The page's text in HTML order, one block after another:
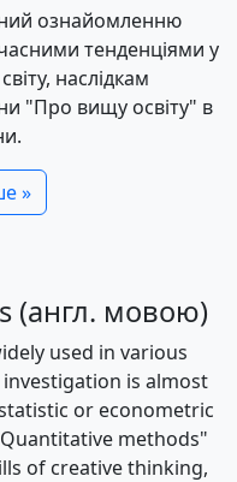
ознайомленню
тенденціями у
наслідкам
"Про вищу освіту" в
»
(англ. мовою)
used in various
is almost
or econometric
methods"
of creative thinking,